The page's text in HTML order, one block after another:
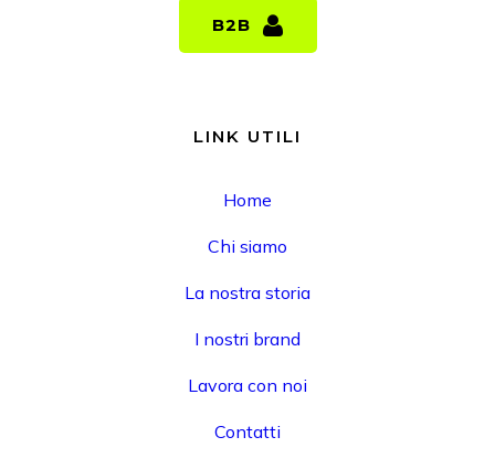
B2B
B2B
LINK UTILI
Home
Chi siamo
La nostra storia
I nostri brand
Lavora con noi
Contatti